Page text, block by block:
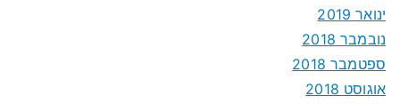
ינואר 2019
נובמבר 2018
ספטמבר 2018
אוגוסט 2018